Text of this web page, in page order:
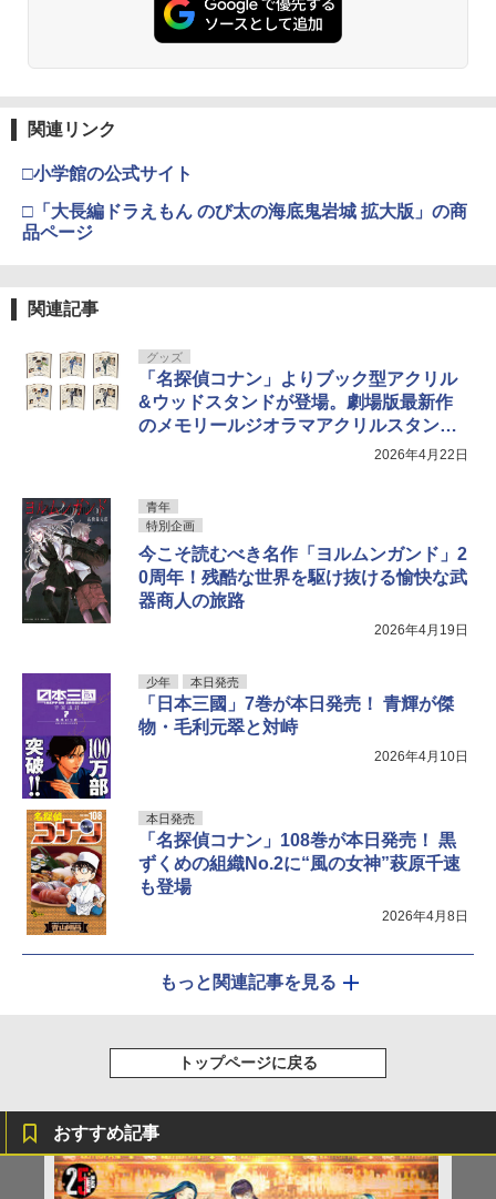
関連リンク
□小学館の公式サイト
□「大長編ドラえもん のび太の海底鬼岩城 拡大版」の商
品ページ
関連記事
グッズ
「名探偵コナン」よりブック型アクリル
&ウッドスタンドが登場。劇場版最新作
のメモリールジオラマアクリルスタンド
2026年4月22日
青年
特別企画
今こそ読むべき名作「ヨルムンガンド」2
0周年！残酷な世界を駆け抜ける愉快な武
器商人の旅路
2026年4月19日
少年 本日発売
「日本三國」7巻が本日発売！ 青輝が傑
物・毛利元翠と対峙
2026年4月10日
本日発売
「名探偵コナン」108巻が本日発売！ 黒
ずくめの組織No.2に“風の女神”萩原千速
も登場
2026年4月8日
もっと関連記事を見る
トップページに戻る
おすすめ記事